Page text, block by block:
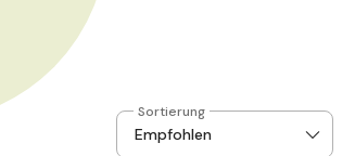
Sortierung